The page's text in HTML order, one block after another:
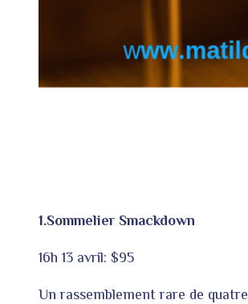
1.Sommelier Smackdown
16h 13 avril: $95
Un rassemblement rare de quatre